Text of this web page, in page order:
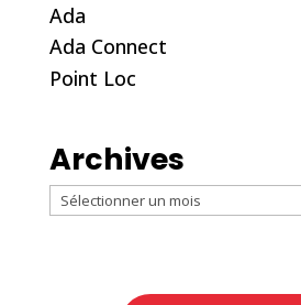
Ada
Ada Connect
Point Loc
Archives
Archives